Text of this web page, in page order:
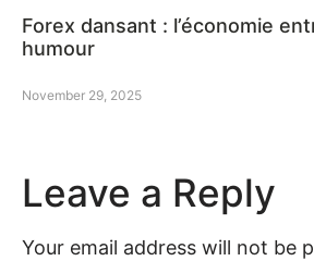
Forex dansant : l’économie
humour
November 29, 2025
Leave a Reply
Your email address will not be